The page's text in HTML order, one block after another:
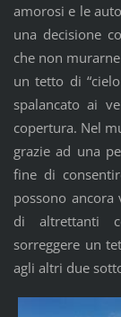
amorosi e le
una decisione
che non
un tetto di
spalancato ai
copertura. Nel
grazie ad una
fine di
possono
di altrettanti
sorreggere un
agli altri due